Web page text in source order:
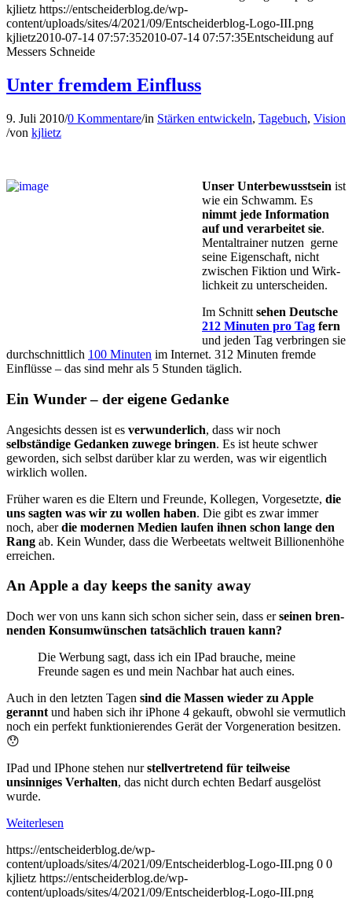
kjlietz https://entscheiderblog.de/wp-
content/uploads/sites/4/2021/09/Entscheiderblog-Logo-III.png
kjlietz2010-07-14 07:57:352010-07-14 07:57:35Entscheidung auf
Messers Schneide
Unter fremdem Einfluss
9. Juli 2010/0 Kommentare/in Stärken entwickeln, Tagebuch, Vision
/von kjlietz
Unser Unterbewusstsein ist
wie ein Schwamm. Es
nimmt jede Information
auf und ver­ar­bei­tet sie.
Mentaltrainer nut­zen gerne
seine Eigenschaft, nicht
zwischen Fiktion und Wirk­
lich­keit zu unterscheiden.
Im Schnitt sehen Deutsche
212 Minuten pro Tag fern
und jeden Tag verbringen sie
durchschnittlich 100 Minuten im Internet. 312 Minuten fremde
Einflüsse – das sind mehr als 5 Stunden täglich.
Ein Wunder – der eigene Gedanke
Angesichts dessen ist es verwunderlich, dass wir noch
selbständige Gedanken zuwege bringen. Es ist heute schwer
geworden, sich selbst darüber klar zu werden, was wir eigentlich
wirklich wollen.
Früher waren es die Eltern und Freunde, Kollegen, Vorgesetzte, die
uns sagten was wir zu wollen haben. Die gibt es zwar immer
noch, aberdie modernen Medien laufen ihnen schon lange den
Rang ab. Kein Wunder, dass die Werbeetats weltweit Billionenhöhe
erreichen.
An Apple a day keeps the sanity away
Doch wer von uns kann sich schon sicher sein, dass erseinen bren­
nen­den Konsumwünschen tatsächlich trauen kann?
Die Werbung sagt, dass ich ein IPad brauche, meine
Freunde sagen es und mein Nachbar hat auch eines.
Auch in den letzten Tagen sind die Massen wieder zu Apple
gerannt und haben sich ihr iPhone 4 gekauft, obwohl sie vermutlich
noch ein perfekt funktionierendes Gerät der Vorgeneration besitzen.
😯
IPad und IPhone stehen nurstellvertretend für teilweise
unsinniges Verhalten, das nicht durch echten Bedarf ausgelöst
wurde.
Weiterlesen
https://entscheiderblog.de/wp-
content/uploads/sites/4/2021/09/Entscheiderblog-Logo-III.png 0 0
kjlietz https://entscheiderblog.de/wp-
content/uploads/sites/4/2021/09/Entscheiderblog-Logo-III.png